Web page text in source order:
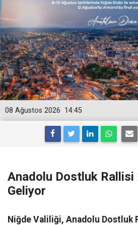
14:45
08 Ağustos 2026
Anadolu Dostluk Rallisi
Geliyor
Niğde Valiliği, Anadolu Dostluk